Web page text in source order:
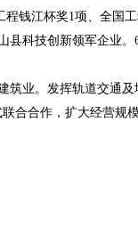
程钱江杯奖1项、全国
县科技创新领军企业。
业。发挥轨道交通
合合作，扩大经营规